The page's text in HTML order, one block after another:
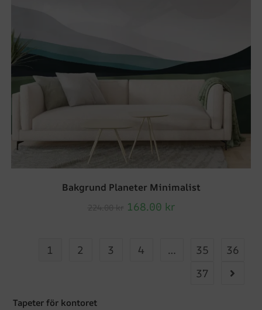
Tapeter för kontoret
Bakgrund Planeter Minimalist
168.00 kr
1 2 3 4 … 35
36
37